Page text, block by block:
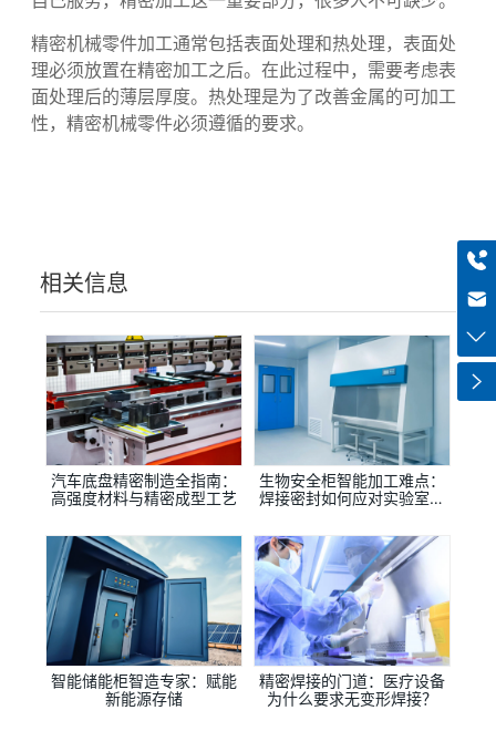
以得到更适合自己的。因此，为了使这些产品更好地为
自己服务，精密加工这一重要部分，很多人不可缺少。
精密机械零件加工通常包括表面处理和热处理，表面处
理必须放置在精密加工之后。在此过程中，需要考虑表
面处理后的薄层厚度。热处理是为了改善金属的可加工
高强度材料与精密成型工艺
焊接密封如何应对实验室无
菌环境需求？